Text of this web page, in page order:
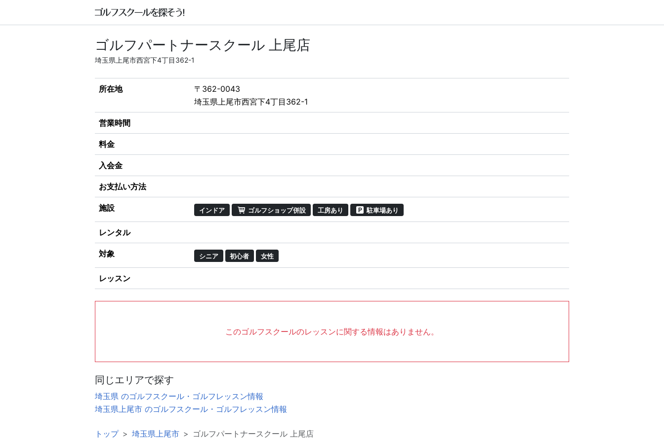
ゴルフパートナースクール 上尾店
埼玉県上尾市西宮下4丁目362-1
所在地
〒362-0043
埼玉県上尾市西宮下4丁目362-1
営業時間
料金
入会金
お支払い方法
施設 インドア ゴルフショップ併設 工房あり 駐車場あり
レンタル
対象 シニア 初心者 女性
レッスン
このゴルフスクールのレッスンに関する情報はありません。
同じエリアで探す
埼玉県 のゴルフスクール・ゴルフレッスン情報
埼玉県上尾市 のゴルフスクール・ゴルフレッスン情報
トップ 埼玉県上尾市 ゴルフパートナースクール 上尾店